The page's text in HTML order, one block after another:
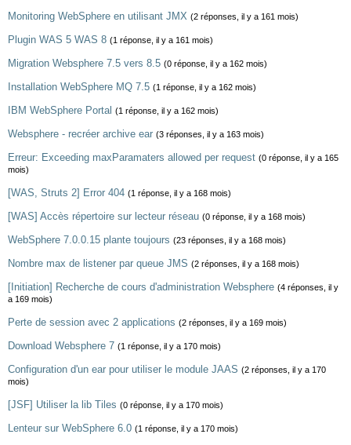
Monitoring WebSphere en utilisant JMX (2 réponses, il y a 161 mois)
Plugin WAS 5 WAS 8 (1 réponse, il y a 161 mois)
Migration Websphere 7.5 vers 8.5 (0 réponse, il y a 162 mois)
Installation WebSphere MQ 7.5 (1 réponse, il y a 162 mois)
IBM WebSphere Portal (1 réponse, il y a 162 mois)
Websphere - recréer archive ear (3 réponses, il y a 163 mois)
Erreur: Exceeding maxParamaters allowed per request (0 réponse, il y a 165
mois)
[WAS, Struts 2] Error 404 (1 réponse, il y a 168 mois)
[WAS] Accès répertoire sur lecteur réseau (0 réponse, il y a 168 mois)
WebSphere 7.0.0.15 plante toujours (23 réponses, il y a 168 mois)
Nombre max de listener par queue JMS (2 réponses, il y a 168 mois)
[Initiation] Recherche de cours d'administration Websphere (4 réponses, il y
a 169 mois)
Perte de session avec 2 applications (2 réponses, il y a 169 mois)
Download Websphere 7 (1 réponse, il y a 170 mois)
Configuration d'un ear pour utiliser le module JAAS (2 réponses, il y a 170
mois)
[JSF] Utiliser la lib Tiles (0 réponse, il y a 170 mois)
Lenteur sur WebSphere 6.0 (1 réponse, il y a 170 mois)